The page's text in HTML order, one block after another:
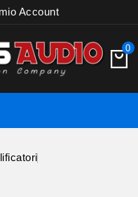
Account
0